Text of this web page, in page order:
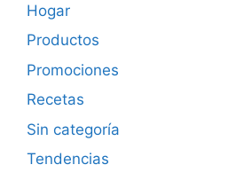
Hogar
Productos
Promociones
Recetas
Sin categoría
Tendencias